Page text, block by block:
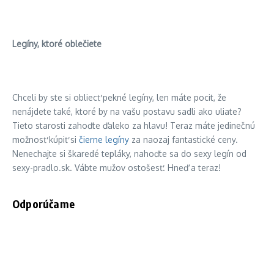
Legíny, ktoré oblečiete
Chceli by ste si obliecť pekné legíny, len máte pocit, že
nenájdete také, ktoré by na vašu postavu sadli ako uliate?
Tieto starosti zahoďte ďaleko za hlavu! Teraz máte jedinečnú
možnosť kúpiť si čierne legíny za naozaj fantastické ceny.
Nenechajte si škaredé tepláky, nahoďte sa do sexy legín od
sexy-pradlo.sk. Vábte mužov ostošesť. Hneď a teraz!
Odporúčame